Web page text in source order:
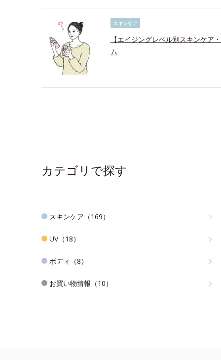
スキンケア
【エイジングレベル別スキンケア
ム
カテゴリで探す
スキンケア（169）
UV（18）
ボディ（8）
お買い物情報（10）